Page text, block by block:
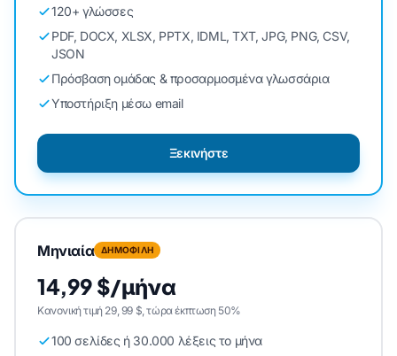
120+ γλώσσες
PDF, DOCX, XLSX, PPTX, IDML, TXT, JPG, PNG, CSV,
JSON
Πρόσβαση ομάδας & προσαρμοσμένα γλωσσάρια
Υποστήριξη μέσω email
Ξεκινήστε
Μηνιαία ΔΗΜΟΦΙΛΗ
14,99 $/μήνα
Κανονική τιμή 29, 99 $, τώρα έκπτωση 50%
100 σελίδες ή 30.000 λέξεις το μήνα